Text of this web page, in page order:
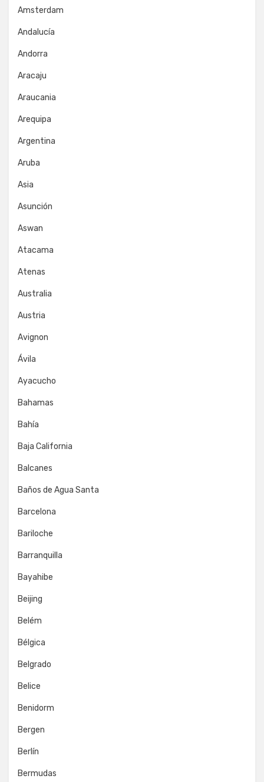
Amsterdam
Andalucía
Andorra
Aracaju
Araucania
Arequipa
Argentina
Aruba
Asia
Asunción
Aswan
Atacama
Atenas
Australia
Austria
Avignon
Ávila
Ayacucho
Bahamas
Bahía
Baja California
Balcanes
Baños de Agua Santa
Barcelona
Bariloche
Barranquilla
Bayahibe
Beijing
Belém
Bélgica
Belgrado
Belice
Benidorm
Bergen
Berlín
Bermudas